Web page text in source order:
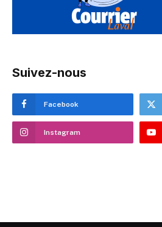
Suivez-nous
Facebook
Instagram